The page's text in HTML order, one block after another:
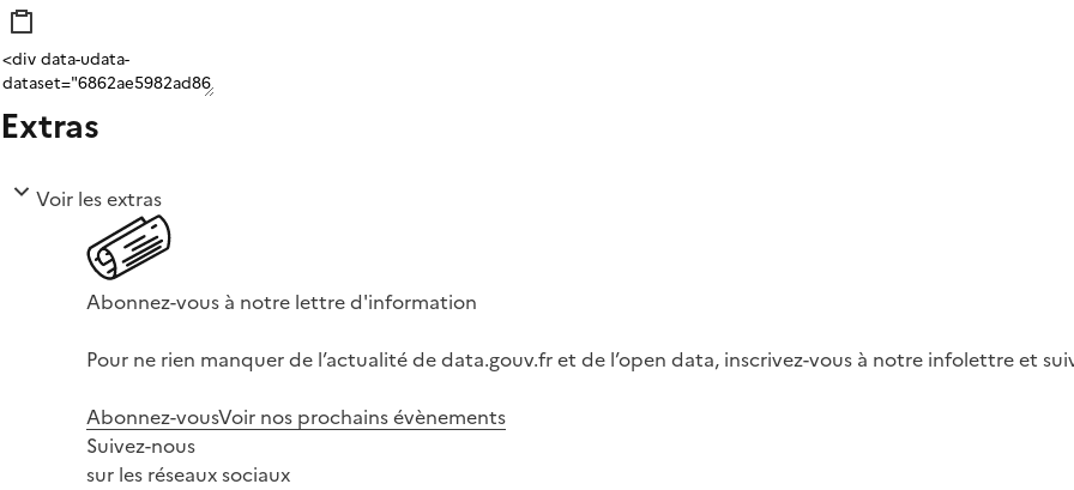
Extras
Voir les extras
Abonnez-vous à notre lettre d'information
Pour ne rien manquer de l’actualité de data.gouv.fr et de l’open data, inscrivez-vous à notre infolettre et
Abonnez-vousVoir nos prochains évènements
Suivez-nous
sur les réseaux sociaux